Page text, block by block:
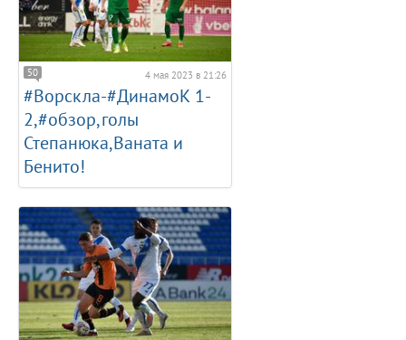
50 4 мая 2023 в 21:26
#Ворскла-#ДинамоК 1-
2,#обзор,голы
Степанюка,Ваната и
Бенито!